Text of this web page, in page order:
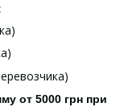
от 5000 грн при